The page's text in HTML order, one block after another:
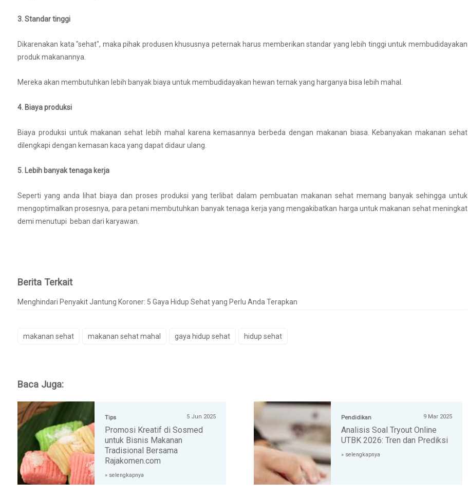
3. Standar tinggi
Dikarenakan kata "sehat", maka pihak produsen khususnya peternak harus memberikan standar yang lebih tinggi untuk membudidayakan
produk makanannya.
Mereka akan membutuhkan lebih banyak biaya untuk membudidayakan hewan ternak yang harganya bisa lebih mahal.
4. Biaya produksi
Biaya produksi untuk makanan sehat lebih mahal karena kemasannya berbeda dengan makanan biasa. Kebanyakan makanan sehat
dilengkapi dengan kemasan kaca yang dapat didaur ulang.
5. Lebih banyak tenaga kerja
Seperti yang anda lihat biaya dan proses produksi yang terlibat dalam pembuatan makanan sehat memang banyak sehingga untuk
mengoptimalkan prosesnya, para petani membutuhkan banyak tenaga kerja yang mengakibatkan harga untuk makanan sehat meningkat
demi menutupi beban dari karyawan.
Berita Terkait
Menghindari Penyakit Jantung Koroner: 5 Gaya Hidup Sehat yang Perlu Anda Terapkan
makanan sehat makanan sehat mahal gaya hidup sehat hidup sehat
Baca Juga:
Tips 5 Jun 2025
Promosi Kreatif di Sosmed
untuk Bisnis Makanan
Tradisional Bersama
Rajakomen.com
» selengkapnya
Pendidikan 9 Mar 2025
Analisis Soal Tryout Online
UTBK 2026: Tren dan Prediksi
» selengkapnya